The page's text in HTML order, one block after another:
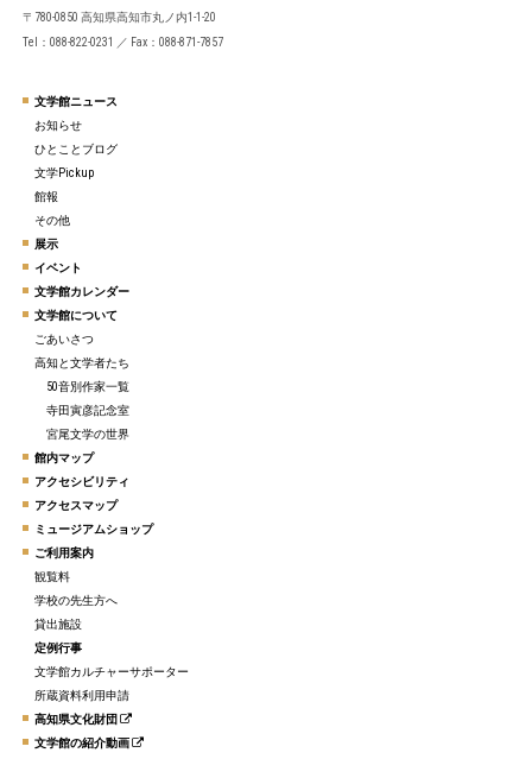
〒780-0850 高知県高知市丸ノ内1-1-20
Tel：088-822-0231 ／ Fax：088-871-7857
文学館ニュース
お知らせ
ひとことブログ
文学Pickup
館報
その他
展示
イベント
文学館カレンダー
文学館について
ごあいさつ
高知と文学者たち
50音別作家一覧
寺田寅彦記念室
宮尾文学の世界
館内マップ
アクセシビリティ
アクセスマップ
ミュージアムショップ
ご利用案内
観覧料
学校の先生方へ
貸出施設
定例行事
文学館カルチャーサポーター
所蔵資料利用申請
高知県文化財団
文学館の紹介動画